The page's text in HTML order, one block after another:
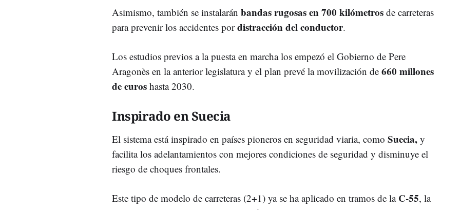
Asimismo, también se instalarán bandas rugosas en 700 kilómetros de carreteras
para prevenir los accidentes pordistracción del conductor.
Los estudios previos a la puesta en marcha los empezó el Gobierno de Pere
Aragonès en la anterior legislatura y el plan prevé la movilización de 660 millones
de euros hasta 2030.
Inspirado en Suecia
El sistema está inspirado en países pioneros en seguridad viaria, como Suecia, y
facilita los adelantamientos con mejores condiciones de seguridad y disminuye el
riesgo de choques frontales.
Este tipo de modelo de carreteras (2+1) ya se ha aplicado en tramos de la C-55, la